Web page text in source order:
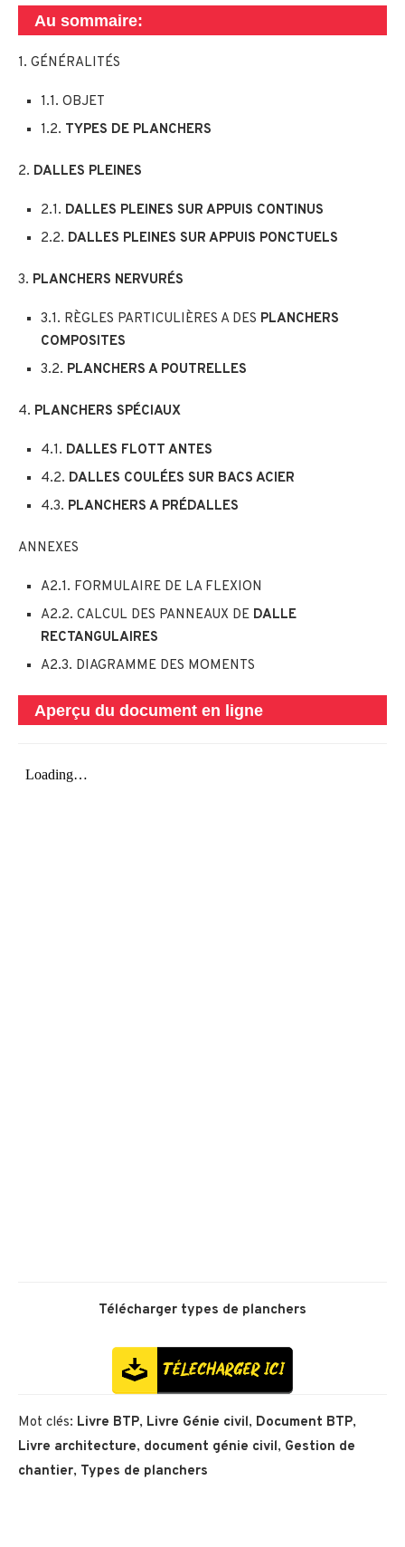
Au sommaire:
1. GÉNÉRALITÉS
1.1. OBJET
1.2. TYPES DE PLANCHERS
2. DALLES PLEINES
2.1. DALLES PLEINES SUR APPUIS CONTINUS
2.2. DALLES PLEINES SUR APPUIS PONCTUELS
3. PLANCHERS NERVURÉS
3.1. RÈGLES PARTICULIÈRES A DES PLANCHERS
COMPOSITES
3.2. PLANCHERS A POUTRELLES
4. PLANCHERS SPÉCIAUX
4.1. DALLES FLOTT ANTES
4.2. DALLES COULÉES SUR BACS ACIER
4.3. PLANCHERS A PRÉDALLES
ANNEXES
A2.1. FORMULAIRE DE LA FLEXION
A2.2. CALCUL DES PANNEAUX DE DALLE
RECTANGULAIRES
A2.3. DIAGRAMME DES MOMENTS
Aperçu du document en ligne
Télécharger types de planchers
Mot clés: Livre BTP, Livre Génie civil, Document BTP,
Livre architecture, document génie civil, Gestion de
chantier, Types de planchers